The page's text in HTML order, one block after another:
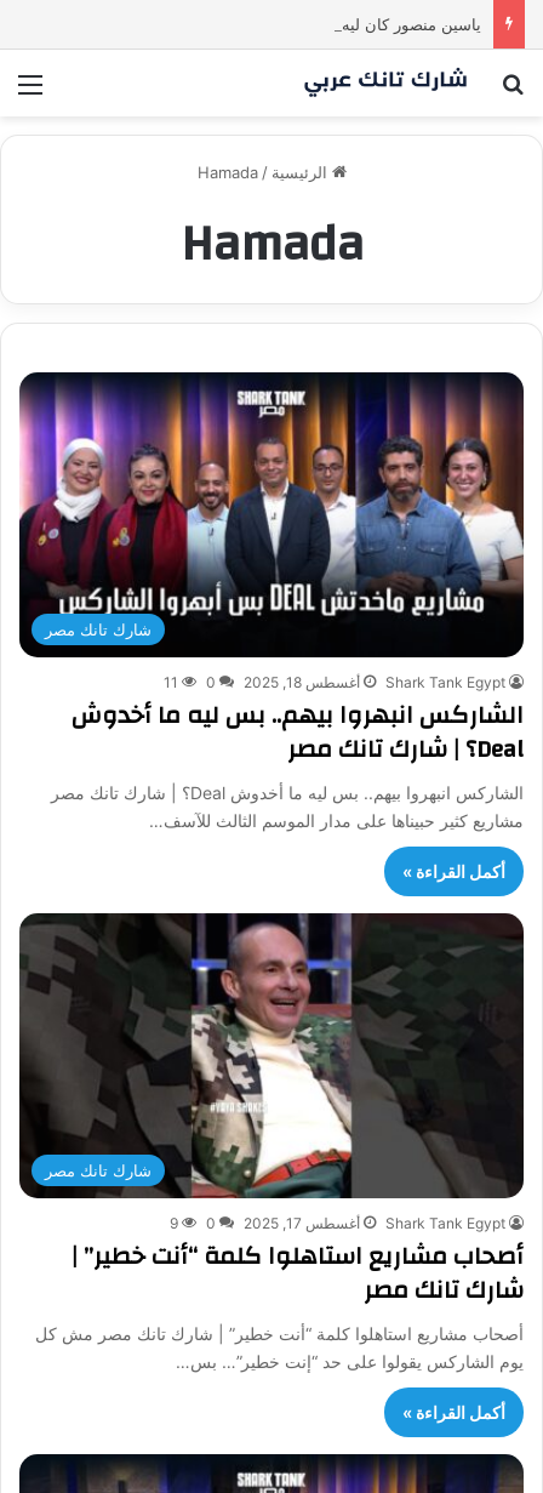
بحث عن
الرئيسية /
Hamada
Hamada
شارك تانك مصر
Shark Tank Egypt أغسطس 18, 2025 0
11
الشاركس انبهروا بيهم.. بس ليه ما أخدوش
Deal؟ | شارك تانك مصر
الشاركس انبهروا بيهم.. بس ليه ما أخدوش Deal؟ | شارك تانك مصر
مشاريع كثير حبيناها على مدار الموسم الثالث للآسف…
أكمل القراءة »
شارك تانك مصر
Shark Tank Egypt أغسطس 17, 2025 0
9
أصحاب مشاريع استاهلوا كلمة “أنت خطير” |
شارك تانك مصر
أصحاب مشاريع استاهلوا كلمة “أنت خطير” | شارك تانك مصر مش كل
يوم الشاركس يقولوا على حد “إنت خطير”… بس…
أكمل القراءة »